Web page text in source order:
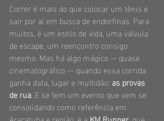
Correr é mais do que colocar um tênis e
sair por aí em busca de endorfinas. Para
muitos, é um estilo de vida, uma válvula
de escape, um reencontro consigo
mesmo. Mas há algo mágico — quase
cinematográfico — quando essa corrida
ganha data, lugar e multidão: as provas
de rua. E se tem um evento que vem se
consolidando como referência em